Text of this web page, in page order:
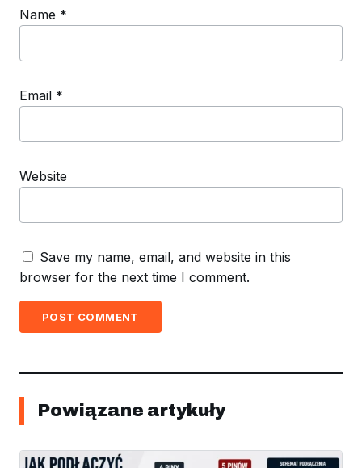
Name *
Email *
Website
Save my name, email, and website in this
browser for the next time I comment.
POST COMMENT
Powiązane artykuły